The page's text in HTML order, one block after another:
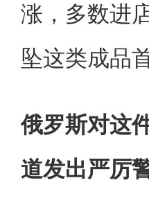
涨，多数进
坠这类成品
俄罗斯对这
道发出严厉